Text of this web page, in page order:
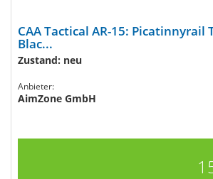
CAA Tactical AR-15: Picatinnyrail
Blac...
Zustand: neu
Anbieter:
AimZone GmbH